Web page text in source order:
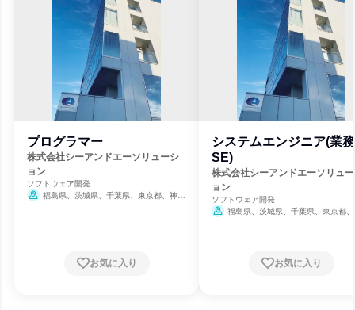
プログラマー
株式会社シーアンドエーソリューシ
ョン
ソフトウェア開発
福島県、茨城県、千葉県、東京都、神奈
お気に入り
システムエンジニア(業務
SE)
株式会社シーアンドエーソリュ
ョン
ソフトウェア開発
福島県、茨城県、千葉県、東京都
お気に入り